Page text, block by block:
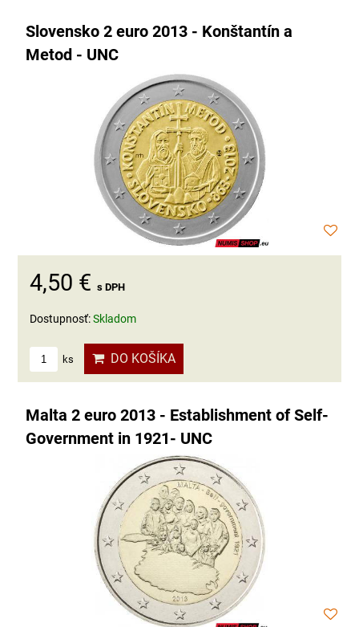
Slovensko 2 euro 2013 - Konštantín a
Metod - UNC
4,50 € s DPH
Dostupnosť:Skladom
ks DO KOŠÍKA
Malta 2 euro 2013 - Establishment of Self-
Government in 1921- UNC